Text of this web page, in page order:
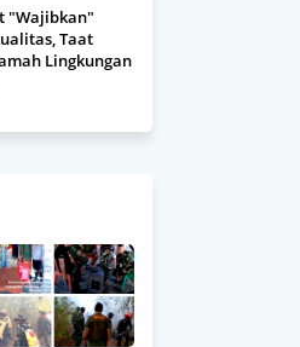
"Wajibkan"
Taat
Lingkungan